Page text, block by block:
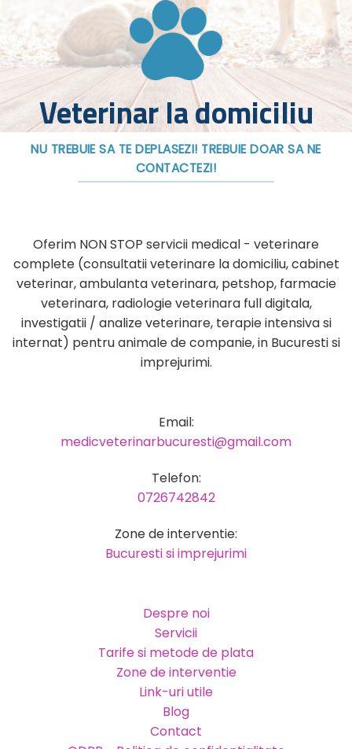
Veterinar la domiciliu
NU TREBUIE SA TE DEPLASEZI! TREBUIE DOAR SA NE
CONTACTEZI!
Oferim NON STOP servicii medical - veterinare
complete (consultatii veterinare la domiciliu, cabinet
veterinar, ambulanta veterinara, petshop, farmacie
veterinara, radiologie veterinara full digitala,
investigatii / analize veterinare, terapie intensiva si
internat) pentru animale de companie, in Bucuresti si
imprejurimi.
Email:
medicveterinarbucuresti@gmail.com
Telefon:
0726742842
Zone de interventie:
Bucuresti si imprejurimi
Despre noi
Servicii
Tarife si metode de plata
Zone de interventie
Link-uri utile
Blog
Contact